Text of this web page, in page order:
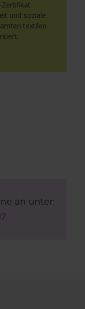
und soziale
textilen
an unter: